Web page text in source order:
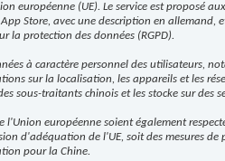
européenne (UE). Le service est proposé
Store, avec une description en allemand,
la protection des données (RGPD).
à caractère personnel des utilisateurs,
sur la localisation, les appareils et les
sous-traitants chinois et les stocke sur des
l'Union européenne soient également
d'adéquation de l'UE, soit des mesures
pour la Chine.